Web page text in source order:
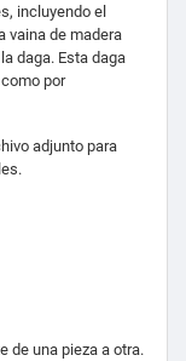
incluyendo el
vaina de madera
daga. Esta daga
por
adjunto para
de una pieza a otra.